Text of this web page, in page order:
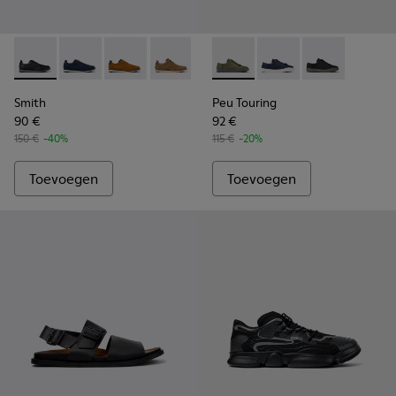
Smith - K100478-016 - Zwarte herenschoenen van leer en
Smith - K100478-018
Smith - K100478-017
Smith - K100478-004
Smith
90 €
150 € -40%
Toevoegen
Peu Touring - K100881-016
Peu Touring -Peu Touring -
Peu Touring
92 €
115 € -20%
Toevoegen